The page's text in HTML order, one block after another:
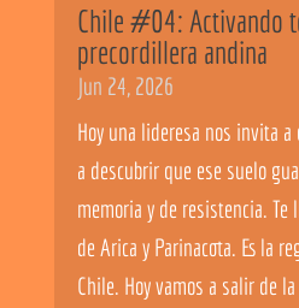
Chile #04: Activando
precordillera andina
Jun 24, 2026
Hoy una lideresa nos invita
a descubrir que ese suelo
memoria y de resistencia. Te
de Arica y Parinacota. Es la
Chile. Hoy vamos a salir de